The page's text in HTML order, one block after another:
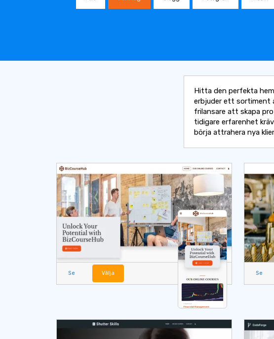
Hitta den perfekta
erbjuder ett sortiment
frilansare att skapa
tidigare erfarenhet
börja attrahera nya
Se Välja Se